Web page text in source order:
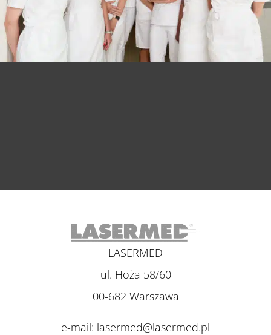
LASERMED
ul. Hoża 58/60
00-682 Warszawa
e-mail: lasermed@lasermed.pl